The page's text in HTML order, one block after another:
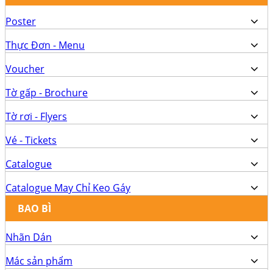
Poster
Thực Đơn - Menu
Voucher
Tờ gấp - Brochure
Tờ rơi - Flyers
Vé - Tickets
Catalogue
Catalogue May Chỉ Keo Gáy
BAO BÌ
Nhãn Dán
Mác sản phẩm